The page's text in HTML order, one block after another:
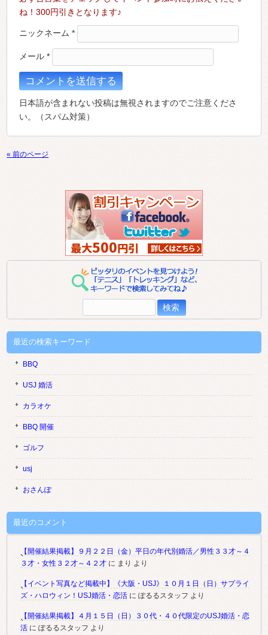
ね！300円引きとなります♪
ニックネーム*
メール*
日本語が含まれない投稿は無視されますのでご注意くださ
い。（スパム対策）
« 前のページ
索:
最近の検索キーワード
BBQ
USJ 婚活
カラオケ
BBQ 開催
ゴルフ
usj
おさんぽ
最近のコメント
【開催結果掲載】９月２２日（金）平日の年代別婚活／男性３３才～４
３才・女性３２才～４２才 に まり より
【イベント写真など掲載中】《大阪・USJ》１０月１日（日）サプライ
ズ・ハロウィン！USJ婚活・恋活 にぽるるスタッフ より
【開催結果掲載】４月１５日（日）３０代・４０代限定のUSJ婚活・恋
活 にぽるるスタッフ より